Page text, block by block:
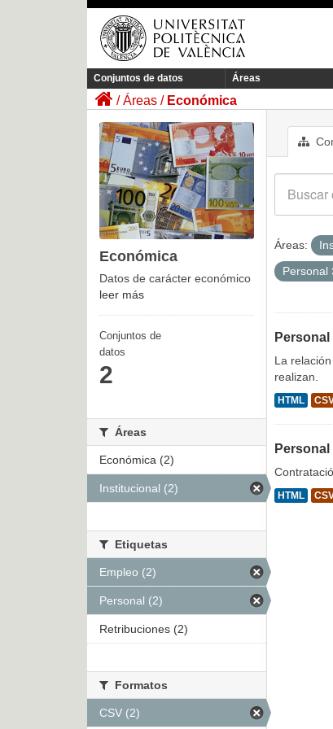
Conjuntos de datos Áreas
Áreas Económica
Áreas:
Personal
La
realizan.
HTML
Personal
HTML
Económica
Datos de carácter económico
leer más
Conjuntos de
datos
2
Áreas
Económica (2)
Institucional (2)
Etiquetas
Empleo (2)
Personal (2)
Retribuciones (2)
Formatos
CSV (2)